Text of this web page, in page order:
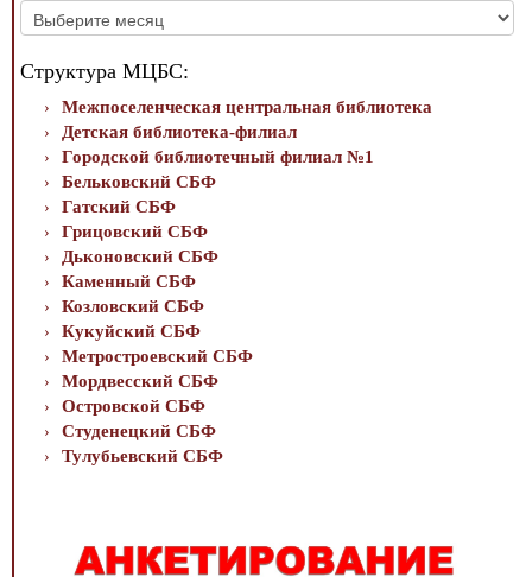
Архив
новостей
Структура МЦБС:
Межпоселенческая центральная библиотека
Детская библиотека-филиал
Городской библиотечный филиал №1
Бельковский СБФ
Гатский СБФ
Грицовский СБФ
Дьконовский СБФ
Каменный СБФ
Козловский СБФ
Кукуйский СБФ
Метростроевский СБФ
Мордвесский СБФ
Островской СБФ
Студенецкий СБФ
Тулубьевский СБФ